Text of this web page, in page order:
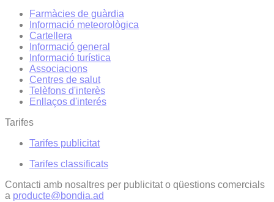
Farmàcies de guàrdia
Informació meteorològica
Cartellera
Informació general
Informació turística
Associacions
Centres de salut
Telèfons d'interès
Enllaços d'interés
Tarifes
Tarifes publicitat
Tarifes classificats
Contacti amb nosaltres per publicitat o qüestions comercials
a producte@bondia.ad